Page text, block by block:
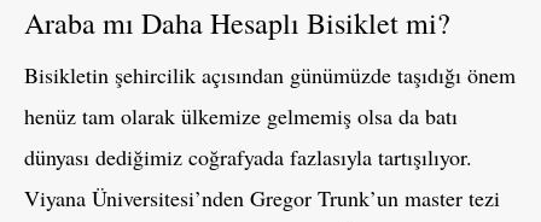
Araba mı Daha Hesaplı Bisiklet mi?
Bisikletin şehircilik açısından günümüzde taşıdığı önem
henüz tam olarak ülkemize gelmemiş olsa da batı
dünyası dediğimiz coğrafyada fazlasıyla tartışılıyor.
Viyana Üniversitesi’nden Gregor Trunk’un master tezi